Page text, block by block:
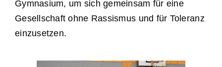
Gymnasium, um sich gemeinsam für eine
Gesellschaft ohne Rassismus und für Toleranz
einzusetzen.